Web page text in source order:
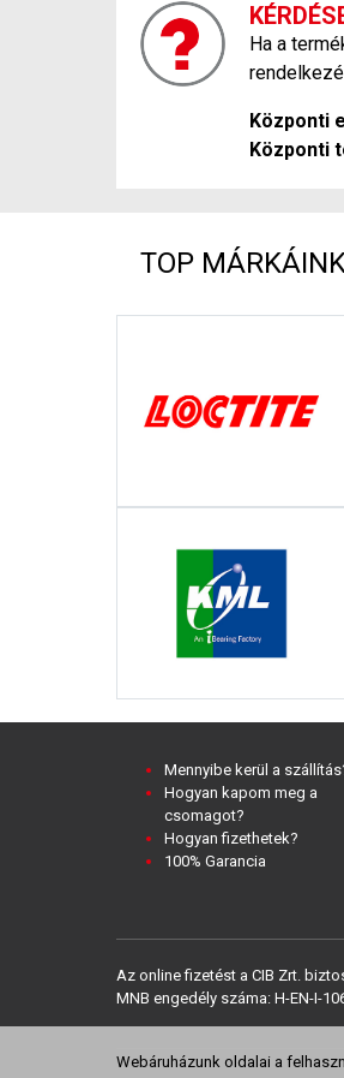
Webáruházunk oldalai a
Ha a
Központi
Központi
TOP
Mennyibe kerül a
Hogyan kapom meg a
csomagot?
Hogyan fizethetek?
100% Garancia
Az online fizetést a CIB Zrt.
MNB engedély száma: H-EN-I-